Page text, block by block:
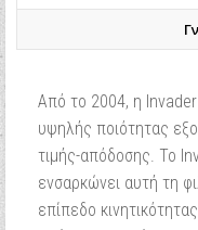
Από το 2004, η
υψηλής ποιότητας
τιμής-απόδοσης. Το
ενσαρκώνει αυτή τη
επίπεδο